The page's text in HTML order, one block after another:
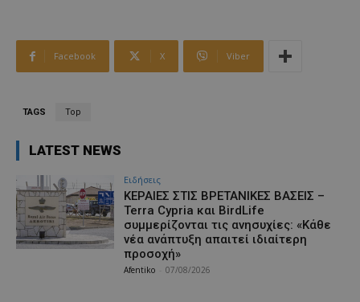
Facebook X Viber
TAGS Top
LATEST NEWS
Ειδήσεις
ΚΕΡΑΙΕΣ ΣΤΙΣ ΒΡΕΤΑΝΙΚΕΣ ΒΑΣΕΙΣ –
Terra Cypria και BirdLife
συμμερίζονται τις ανησυχίες: «Κάθε
νέα ανάπτυξη απαιτεί ιδιαίτερη
προσοχή»
Afentiko 07/08/2026